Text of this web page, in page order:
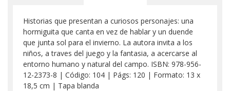
Historias que presentan a curiosos personajes: una
hormiguita que canta en vez de hablar y un duende
que junta sol para el invierno. La autora invita a los
niños, a traves del juego y la fantasia, a acercarse al
entorno humano y natural del campo. ISBN: 978-956-
12-2373-8 | Código: 104 | Págs: 120 | Formato: 13 x
18,5 cm | Tapa blanda